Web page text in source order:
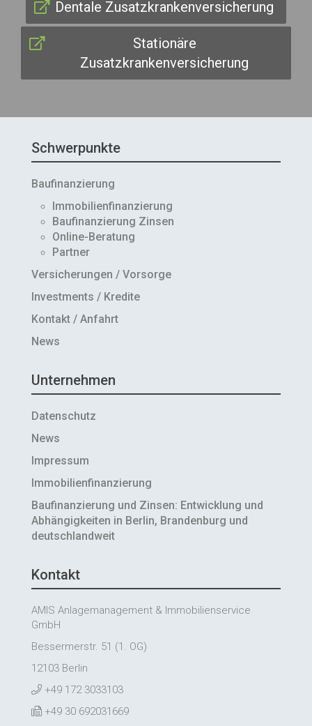
Dentale Zusatzkrankenversicherung
Stationäre
Zusatzkrankenversicherung
Schwerpunkte
Baufinanzierung
Immobilienfinanzierung
Baufinanzierung Zinsen
Online-Beratung
Partner
Versicherungen / Vorsorge
Investments / Kredite
Kontakt / Anfahrt
News
Unternehmen
Datenschutz
News
Impressum
Immobilienfinanzierung
Baufinanzierung und Zinsen: Entwicklung und
Abhängigkeiten in Berlin, Brandenburg und
deutschlandweit
Kontakt
AMIS Anlagemanagement & Immobilienservice
GmbH
Bessermerstr. 51 (1. OG)
12103 Berlin
+49 172 3033103
+49 30 692031669